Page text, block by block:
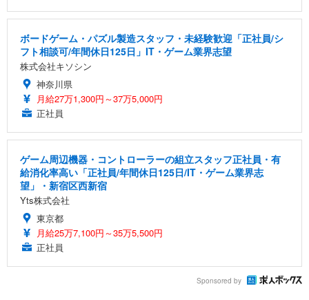
ボードゲーム・パズル製造スタッフ・未経験歓迎「正社員/シ
フト相談可/年間休日125日」IT・ゲーム業界志望
株式会社キソシン
神奈川県
月給27万1,300円～37万5,000円
正社員
ゲーム周辺機器・コントローラーの組立スタッフ正社員・有
給消化率高い「正社員/年間休日125日/IT・ゲーム業界志
望」・新宿区西新宿
Yts株式会社
東京都
月給25万7,100円～35万5,500円
正社員
Sponsored by